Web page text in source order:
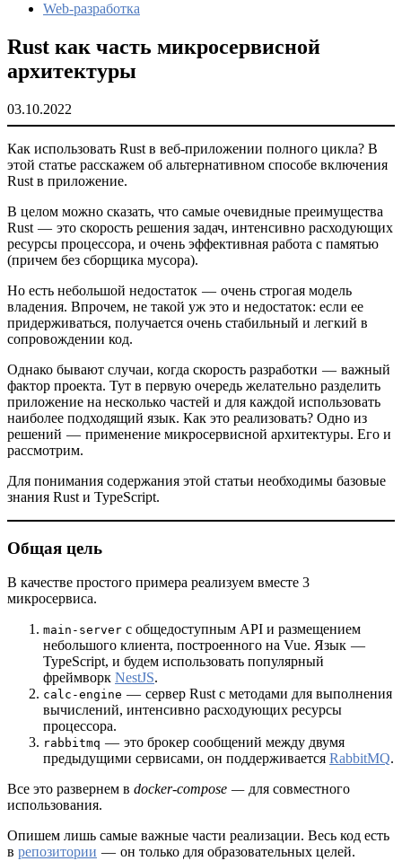
Web-разработка
Rust как часть микросервисной
архитектуры
03.10.2022
Как использовать Rust в веб-приложении полного цикла? В
этой статье расскажем об альтернативном способе включения
Rust в приложение.
В целом можно сказать, что самые очевидные преимущества
Rust — это скорость решения задач, интенсивно расходующих
ресурсы процессора, и очень эффективная работа с памятью
(причем без сборщика мусора).
Но есть небольшой недостаток — очень строгая модель
владения. Впрочем, не такой уж это и недостаток: если ее
придерживаться, получается очень стабильный и легкий в
сопровождении код.
Однако бывают случаи, когда скорость разработки — важный
фактор проекта. Тут в первую очередь желательно разделить
приложение на несколько частей и для каждой использовать
наиболее подходящий язык. Как это реализовать? Одно из
решений — применение микросервисной архитектуры. Его и
рассмотрим.
Для понимания содержания этой статьи необходимы базовые
знания Rust и TypeScript.
Общая цель
В качестве простого примера реализуем вместе 3
микросервиса.
main-server с общедоступным API и размещением
небольшого клиента, построенного на Vue. Язык —
TypeScript, и будем использовать популярный
фреймворк NestJS.
calc-engine — сервер Rust с методами для выполнения
вычислений, интенсивно расходующих ресурсы
процессора.
rabbitmq — это брокер сообщений между двумя
предыдущими сервисами, он поддерживается RabbitMQ.
Все это развернем в docker-compose — для совместного
использования.
Опишем лишь самые важные части реализации. Весь код есть
в репозитории — он только для образовательных целей.